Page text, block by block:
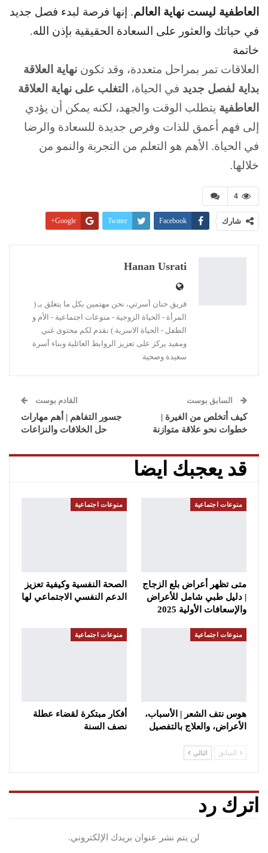
العاطفية ليست نهاية العالم. إنها فرصة لبدء فصل جديد
في حياتك والعثور على السعادة الحقيقية بإذن الله.
خاتمة
العلاقات تمر بمراحل متعددة، وقد تكون نهاية العلاقة
بداية لفصل جديد في الحياة، التغلب على نهاية العلاقة
العاطفية يتطلب الوقت والجهد، لكنه يمكن أن يؤدي
إلى فهم أعمق للذات وفرص جديدة للسعادة والرضا
في الحياة. الأهم هو التعلم من التجربة والنمو من
خلالها.
4
شارك Facebook
Twitter
Google+
Linkedin
Hanan Usrati
فريق حنان أسرتي، نحن مهتمين بكل ما يتعلق بـ (
المرأة - الحياة الزوجية - منوعات اجتماعية - الأم و
الطفل - الحياة الاسرية ) نقدم لكم محتوى غني
ومفيد يركز على تعزيز الروابط العائلية وبناء أسرة
سعيدة وصحية
السابق بوست
كيف أتخلص من الغيرة |
خطوات نحو علاقة متوازنة
القادم بوست
جسور التفاهم | أهم مهارات
حل الخلافات والنزاعات
قد يعجبك ايضا
منوعات اجتماعية
متى تظهر أعراض بلع الزجاج
| دليل طبي شامل للأعراض
والإسعافات الأولية 2025
منوعات اجتماعية
الصحة النفسية وكيفية تعزيز
الدعم النفسي الاجتماعي لها
منوعات اجتماعية
هوس نتف الشعر | الأسباب،
الأعراض، والعلاج بالتفصيل
منوعات اجتماعية
أفكار مبتكرة لقضاء عطلة
نصف السنة
السابق التالي
اترك رد
لن يتم نشر عنوان بريدك الإلكتروني.